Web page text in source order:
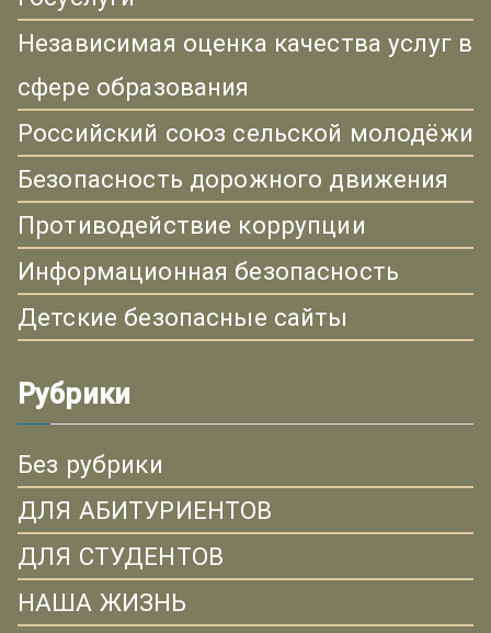
Независимая оценка качества услуг в
сфере образования
Российский союз сельской молодёжи
Безопасность дорожного движения
Противодействие коррупции
Информационная безопасность
Детские безопасные сайты
Рубрики
Без рубрики
ДЛЯ АБИТУРИЕНТОВ
ДЛЯ СТУДЕНТОВ
НАША ЖИЗНЬ